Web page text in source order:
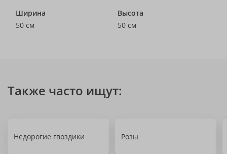
Ширина
50 см
Высота
50 см
Также часто ищут:
Недорогие гвоздики Розы